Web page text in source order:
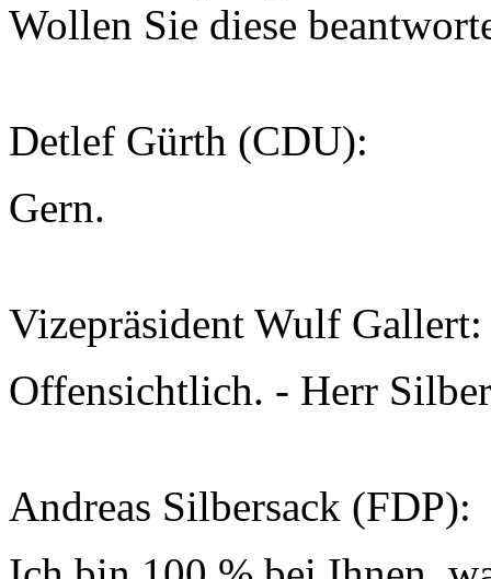
Wollen Sie diese
Detlef Gürth (CDU):
Gern.
Vizepräsident Wulf
Offensichtlich. - Herr
Andreas Silbersack (FDP):